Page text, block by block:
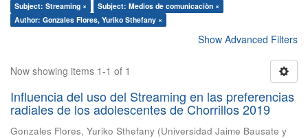
Subject: Streaming ×
Subject: Medios de comunicaciòn ×
Author: Gonzales Flores, Yuriko Sthefany ×
Show Advanced Filters
Now showing items 1-1 of 1
Influencia del uso del Streaming en las preferencias
radiales de los adolescentes de Chorrillos 2019
Gonzales Flores, Yuriko Sthefany (Universidad Jaime Bausate y